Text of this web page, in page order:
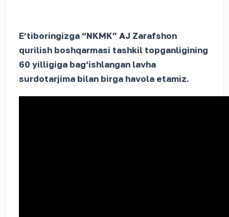
Eʼtiboringizga “NKMK” AJ Zarafshon
qurilish boshqarmasi tashkil topganligining
60 yilligiga bag‘ishlangan lavha
surdotarjima bilan birga havola etamiz.